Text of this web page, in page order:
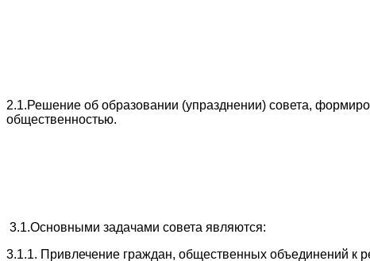
2.1.Решение об образовании (упразднении) совета,
общественностью.
3.1.Основными задачами совета являются:
3.1.1. Привлечение граждан, общественных объединений к